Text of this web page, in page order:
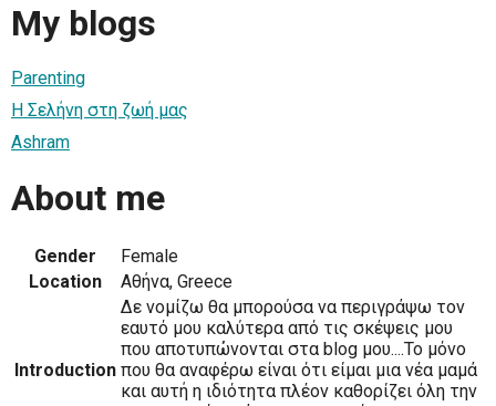
My blogs
Parenting
Η Σελήνη στη ζωή μας
Ashram
About me
Gender
Female
Location
Αθήνα, Greece
Introduction
Δε νομίζω θα μπορούσα να περιγράψω τον
εαυτό μου καλύτερα από τις σκέψεις μου
που αποτυπώνονται στα blog μου....Το μόνο
που θα αναφέρω είναι ότι είμαι μια νέα μαμά
και αυτή η ιδιότητα πλέον καθορίζει όλη την